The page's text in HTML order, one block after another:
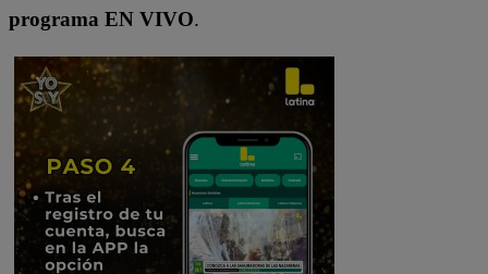
programa EN VIVO.